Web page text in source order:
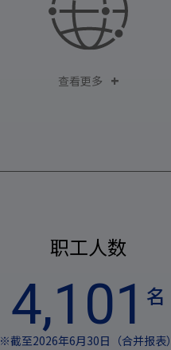
查看更多
职工人数
4,101 名
※截至2026年6月30日（合并报表）